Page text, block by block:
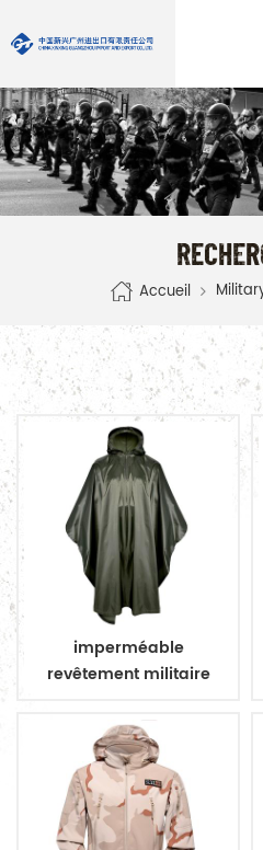
Accueil
imperméable
revêtement militaire
militaire